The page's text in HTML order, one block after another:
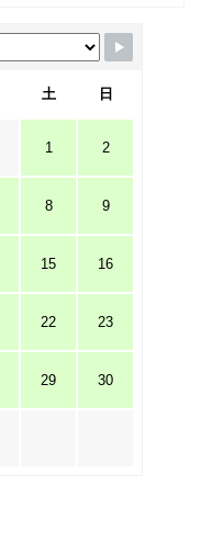
土 日
1 2
8 9
15 16
22 23
29 30